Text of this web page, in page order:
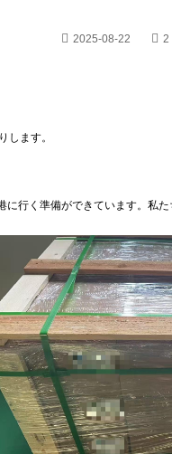
2025-08-22 2
します。
行く準備ができています。私た